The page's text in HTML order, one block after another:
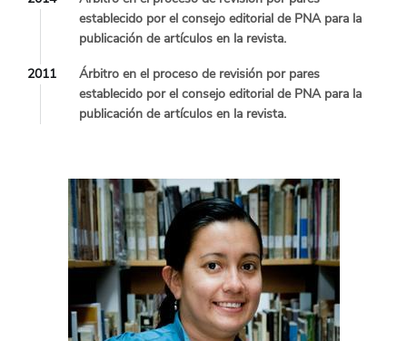
establecido por el consejo editorial de PNA para la
publicación de artículos en la revista.
2011
Árbitro en el proceso de revisión por pares
establecido por el consejo editorial de PNA para la
publicación de artículos en la revista.